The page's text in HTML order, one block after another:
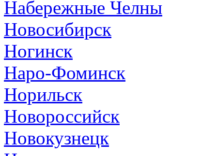
Набережные Челны
Новосибирск
Ногинск
Наро-Фоминск
Норильск
Новороссийск
Новокузнецк